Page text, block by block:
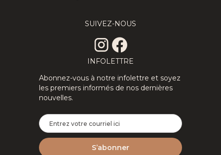
SUIVEZ-NOUS
INFOLETTRE
Abonnez-vous à notre infolettre et soyez
les premiers informés de nos dernières
nouvelles.